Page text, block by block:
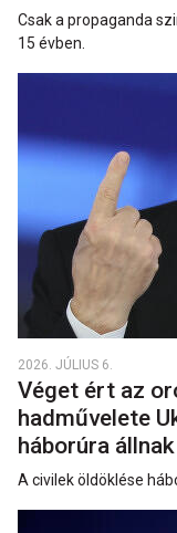
Csak a propaganda
15 évben.
2026. JÚLIUS 6.
Véget ért az
hadművelete
háborúra
A civilek öldöklése